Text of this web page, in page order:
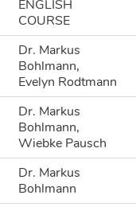
ENGLISH
COURSE
Dr. Markus
Bohlmann,
Evelyn Rodtmann
Dr. Markus
Bohlmann,
Wiebke Pausch
Dr. Markus
Bohlmann